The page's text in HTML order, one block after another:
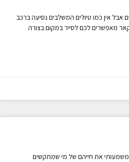
אבל אין כמו טיולים המשלבים נסיעה ברכב
מאפשרים לכם לסייר במקום בצורה
את חייהם של מי שמתקשים